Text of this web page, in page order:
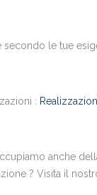
le tue
:
anche
? Visita il